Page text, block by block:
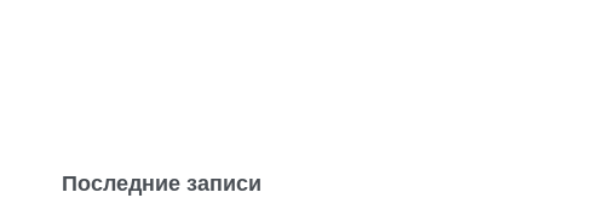
Последние записи